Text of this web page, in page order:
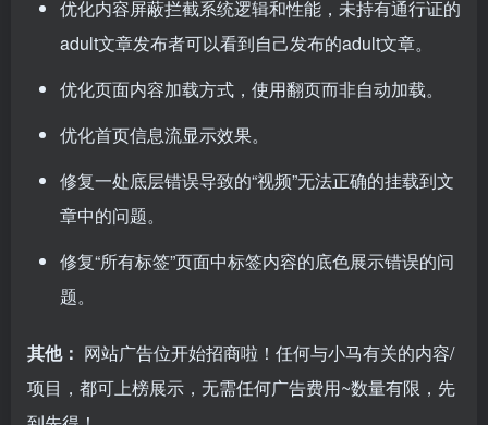
优化内容屏蔽拦截系统逻辑和性能，未持有通行证的
adult文章发布者可以看到自己发布的adult文章。
优化页面内容加载方式，使用翻页而非自动加载。
优化首页信息流显示效果。
修复一处底层错误导致的“视频”无法正确的挂载到文
章中的问题。
修复“所有标签”页面中标签内容的底色展示错误的问
题。
其他： 网站广告位开始招商啦！任何与小马有关的内容/
项目，都可上榜展示，无需任何广告费用~数量有限，先